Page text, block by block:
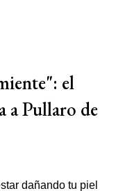
el
a Pullaro de